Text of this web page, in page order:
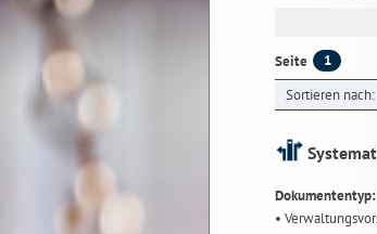
Seite 1
Sortieren nach:
Dokumententyp:
•